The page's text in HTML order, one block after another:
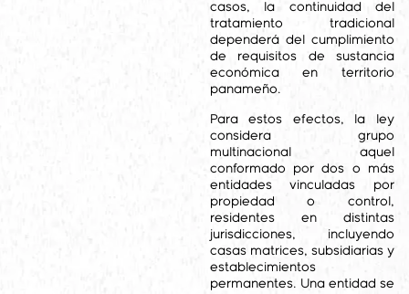
casos, la continuidad del
tratamiento tradicional
dependerá del cumplimiento
de requisitos de sustancia
económica en territorio
panameño.
Para estos efectos, la ley
considera grupo
multinacional aquel
conformado por dos o más
entidades vinculadas por
propiedad o control,
residentes en distintas
jurisdicciones, incluyendo
casas matrices, subsidiarias y
establecimientos
permanentes. Una entidad se